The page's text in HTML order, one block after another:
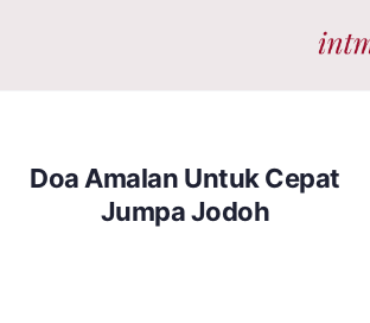
Doa Amalan Untuk Cepat
Jumpa Jodoh